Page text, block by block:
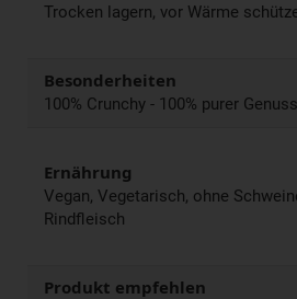
Trocken lagern, vor Wärme
Besonderheiten
100% Crunchy - 100% purer Genuss
Ernährung
Vegan, Vegetarisch, ohne
Rindfleisch
Produkt empfehlen